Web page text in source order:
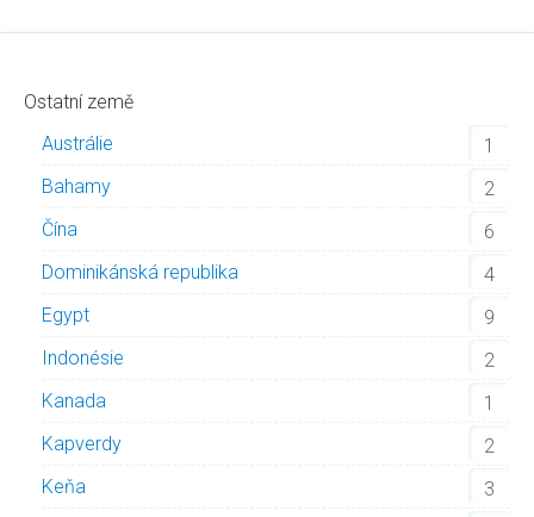
Ostatní země
Austrálie
1
Bahamy
2
Čína
6
Dominikánská republika
4
Egypt
9
Indonésie
2
Kanada
1
Kapverdy
2
Keňa
3